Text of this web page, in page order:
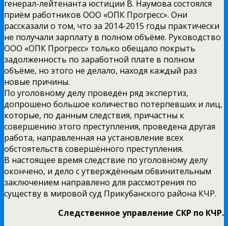
генерал-лейтенанта юстиции В. Наумова состоялся
приём работников ООО «ОПК Прогресс». Они
рассказали о том, что за 2014-2015 годы практически
не получали зарплату в полном объёме. Руководство
ООО «ОПК Прогресс» только обещало покрыть
задолженность по заработной плате в полном
объёме, но этого не делало, находя каждый раз
новые причины.
По уголовному делу проведён ряд экспертиз,
допрошено большое количество потерпевших и лиц,
которые, по данным следствия, причастны к
совершению этого преступления, проведена другая
работа, направленная на установление всех
обстоятельств совершённого преступления.
В настоящее время следствие по уголовному делу
окончено, и дело с утверждённым обвинительным
заключением направлено для рассмотрения по
существу в мировой суд Прикубанского района КЧР.
Следственное управление СКР по КЧР.